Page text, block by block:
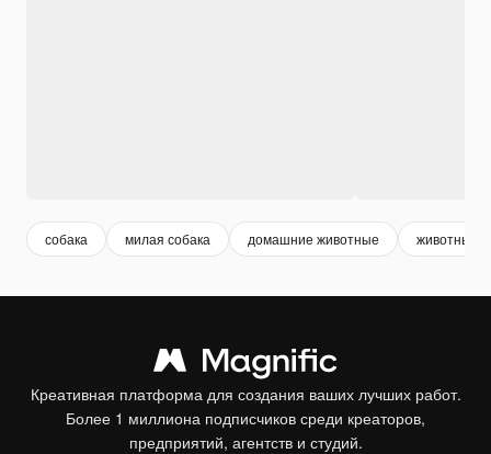
собака милая собака домашние животные животные
Креативная платформа для создания ваших лучших работ.
Более 1 миллиона подписчиков среди креаторов,
предприятий, агентств и студий.